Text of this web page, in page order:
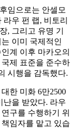
임으로는 안셀모
우 펀 랩, 비토리
, 그리고 유명 기
이미 국제적인
계 이후 마카오의
제 표준을 준수하
시행을 감독했다.
한 미화 6만2500
난을 받았다. 라우
구를 수행하기 위
임자를 맡고 있습